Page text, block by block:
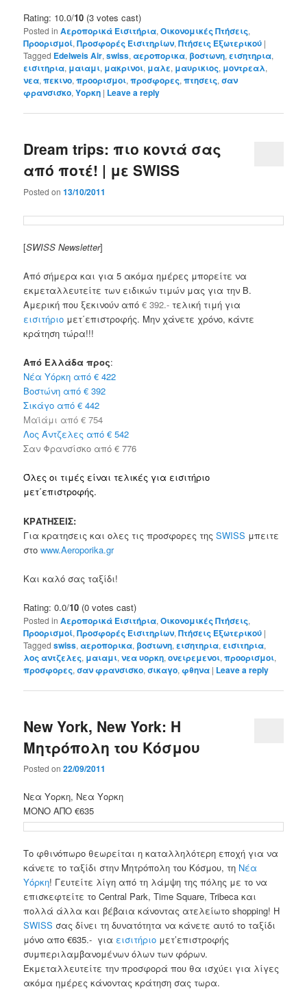
Rating: 10.0/10 (3 votes cast)
Posted in Αεροπορικά Εισιτήρια,Οικονομικές Πτήσεις,
Προορισμοί,Προσφορές Εισιτηρίων,Πτήσεις Εξωτερικού |
Tagged Edelweis Air,swiss,αεροπορικα, βοστωνη,εισητηρια,
εισιτηρια, μαιαμι, μακρινοι, μαλε, μαυρικιος, μοντρεαλ,
νεα,πεκινο,προορισμοι,προσφορες,πτησεις,σαν
φρανσισκο,Υορκη | Leave a reply
Dream trips: πιο κοντά σας
από ποτέ! | με SWISS
Posted on13/10/2011
[SWISS Newsletter]
Από σήμερα και για 5 ακόμα ημέρες μπορείτε να
εκμεταλλευτείτε των ειδικών τιμών μας για την Β.
Αμερική που ξεκινούν από€ 392.- τελική τιμή για
εισιτήριο μετ΄επιστροφής. Μην χάνετε χρόνο, κάντε
κράτηση τώρα!!!
Από Ελλάδα προς:
Νέα Υόρκη από € 422
Βοστώνη από € 392
Σικάγο από € 442
Μαϊάμι από € 754
Λος Άντζελες από € 542
Σαν Φρανσίσκο από € 776
Όλες οι τιμές είναι τελικές για εισιτήριο
μετ΄επιστροφής.
ΚΡΑΤΗΣΕΙΣ:
Για κρατησεις και ολες τις προσφορες τηςSWISS μπειτε
στοwww.Aeroporika.gr
Και καλό σας ταξίδι!
Rating: 0.0/10 (0 votes cast)
Posted in Αεροπορικά Εισιτήρια,Οικονομικές Πτήσεις,
Προορισμοί,Προσφορές Εισιτηρίων,Πτήσεις Εξωτερικού |
Tagged swiss,αεροπορικα, βοστωνη,εισητηρια,εισιτηρια,
λος αντζελες, μαιαμι,νεα υορκη,ονειρεμενοι,προορισμοι,
προσφορες,σαν φρανσισκο,σικαγο,φθηνα | Leave a reply
New York, New York: Η
Μητρόπολη του Κόσμου
Posted on22/09/2011
Νεα Υορκη, Νεα Υορκη
ΜΟΝΟ ΑΠΟ €635
Το φθινόπωρο θεωρείται η καταλληλότερη εποχή για να
κάνετε το ταξίδι στην Μητρόπολη του Κόσμου, τη Νέα
Υόρκη! Γευτείτε λίγη από τη λάμψη της πόλης με το να
επισκεφτείτε το Central Park, Time Square, Tribeca και
πολλά άλλα και βέβαια κάνοντας ατελείωτο shopping! Η
SWISS σας δίνει τη δυνατότητα να κάνετε αυτό το ταξίδι
μόνο απο €635.- για εισιτήριο μετ’επιστροφής
συμπεριλαμβανομένων όλων των φόρων.
Εκμεταλλευτείτε την προσφορά που θα ισχύει για λίγες
ακόμα ημέρες κάνοντας κράτηση σας τωρα.